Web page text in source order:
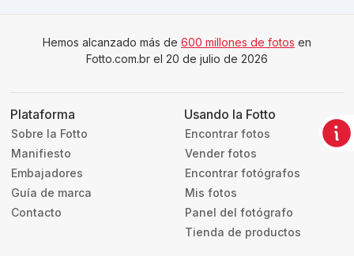
Hemos alcanzado más de 600 millones de fotos en
Fotto.com.br el 20 de julio de 2026
Plataforma
Sobre la Fotto
Manifiesto
Embajadores
Guía de marca
Contacto
Usando la Fotto
Encontrar fotos
Vender fotos
Encontrar fotógrafos
Mis fotos
Panel del fotógrafo
Tienda de productos